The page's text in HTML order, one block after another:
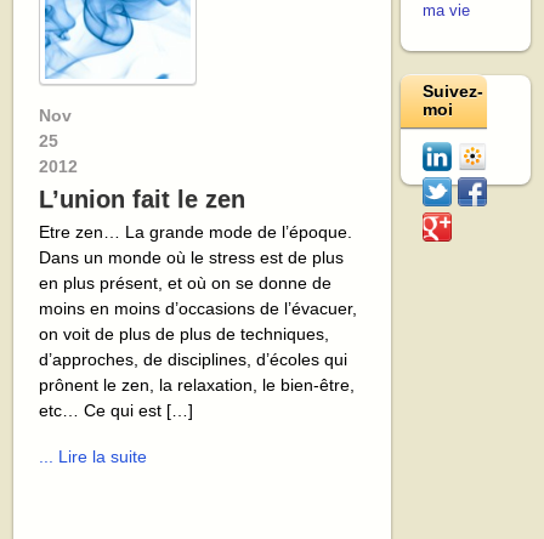
Nov
25
2012
L’union fait le zen
Etre zen… La grande mode de l’époque.
Dans un monde où le stress est de plus
en plus présent, et où on se donne de
moins en moins d’occasions de l’évacuer,
on voit de plus de plus de techniques,
d’approches, de disciplines, d’écoles qui
prônent le zen, la relaxation, le bien-être,
etc… Ce qui est […]
... Lire la suite
ma vie
Suivez-
moi